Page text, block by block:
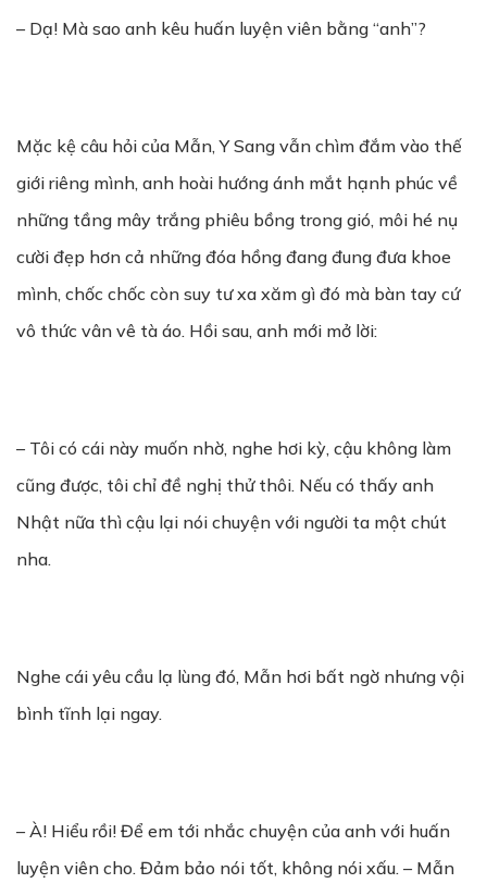
– Dạ! Mà sao anh kêu huấn luyện viên bằng “anh”?
Mặc kệ câu hỏi của Mẫn, Y Sang vẫn chìm đắm vào thế
giới riêng mình, anh hoài hướng ánh mắt hạnh phúc về
những tầng mây trắng phiêu bồng trong gió, môi hé nụ
cười đẹp hơn cả những đóa hồng đang đung đưa khoe
mình, chốc chốc còn suy tư xa xăm gì đó mà bàn tay cứ
vô thức vân vê tà áo. Hồi sau, anh mới mở lời:
– Tôi có cái này muốn nhờ, nghe hơi kỳ, cậu không làm
cũng được, tôi chỉ đề nghị thử thôi. Nếu có thấy anh
Nhật nữa thì cậu lại nói chuyện với người ta một chút
nha.
Nghe cái yêu cầu lạ lùng đó, Mẫn hơi bất ngờ nhưng vội
bình tĩnh lại ngay.
– À! Hiểu rồi! Để em tới nhắc chuyện của anh với huấn
luyện viên cho. Đảm bảo nói tốt, không nói xấu. – Mẫn